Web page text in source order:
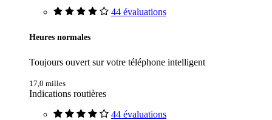
44 évaluations
Heures normales
Toujours ouvert sur votre téléphone intelligent
17,0 milles
Indications routières
44 évaluations